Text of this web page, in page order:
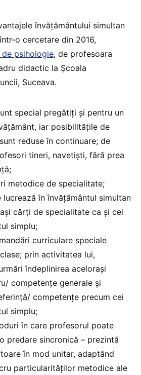
învățământului simultan
o cercetare din 2016,
de psihologie, de profesoara
didactic la Școala
Suceava.
special pregătiţi şi pentru un
iar posibilităţile de
reduse în continuare; de
tineri, navetişti, fără prea
metodice de specialitate;
în învăţământul simultan
cărţi de specialitate ca şi cei
simplu;
curriculare speciale
prin activitatea lui,
îndeplinirea aceloraşi
competenţe generale şi
competenţe precum cei
simplu;
în care profesorul poate
predare sincronică – prezintă
în mod unitar, adaptând
particularităţilor metodice ale